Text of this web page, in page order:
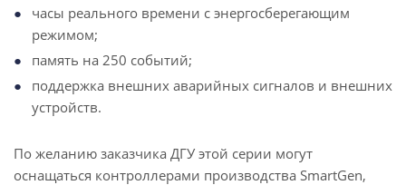
часы реального времени с энергосберегающим
режимом;
память на 250 событий;
поддержка внешних аварийных сигналов и внешних
устройств.
По желанию заказчика ДГУ этой серии могут
оснащаться контроллерами производства SmartGen,